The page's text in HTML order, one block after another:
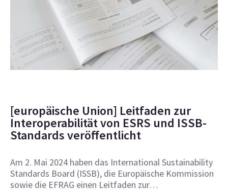
[europäische Union] Leitfaden zur
Interoperabilität von ESRS und ISSB-
Standards veröffentlicht
Am 2. Mai 2024 haben das International Sustainability
Standards Board (ISSB), die Europäische Kommission
sowie die EFRAG einen Leitfaden zur…